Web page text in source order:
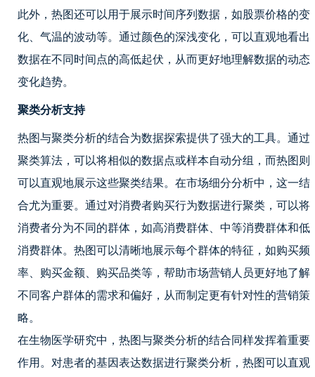
此外，热图还可以用于展示时间序列数据，如股票价格的变
化、气温的波动等。通过颜色的深浅变化，可以直观地看出
数据在不同时间点的高低起伏，从而更好地理解数据的动态
变化趋势。
聚类分析支持
热图与聚类分析的结合为数据探索提供了强大的工具。通过
聚类算法，可以将相似的数据点或样本自动分组，而热图则
可以直观地展示这些聚类结果。在市场细分分析中，这一结
合尤为重要。通过对消费者购买行为数据进行聚类，可以将
消费者分为不同的群体，如高消费群体、中等消费群体和低
消费群体。热图可以清晰地展示每个群体的特征，如购买频
率、购买金额、购买品类等，帮助市场营销人员更好地了解
不同客户群体的需求和偏好，从而制定更有针对性的营销策
略。
在生物医学研究中，热图与聚类分析的结合同样发挥着重要
作用。对患者的基因表达数据进行聚类分析，热图可以直观